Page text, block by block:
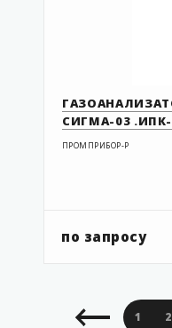
СИГМА-03 .ИПК-
ПРОМПРИБОР-Р
по запросу
1 2